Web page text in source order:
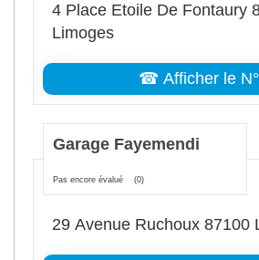
4 Place Etoile De Fontaury
Limoges
☎ Afficher le
Garage Fayemendi
Pas encore évalué (0)
29 Avenue Ruchoux 87100